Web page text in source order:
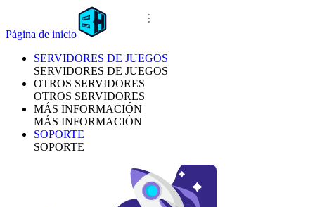
Página de inicio
SERVIDORES DE JUEGOS
SERVIDORES DE JUEGOS
OTROS SERVIDORES
OTROS SERVIDORES
MÁS INFORMACIÓN
MÁS INFORMACIÓN
SOPORTE
SOPORTE